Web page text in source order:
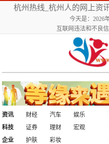
杭州热线_杭州人的网上资
今天是：2026
互联网违法和不良
资讯 财经 汽车
娱乐
科技
证券 理财 宏观
企业
护肤
彩妆